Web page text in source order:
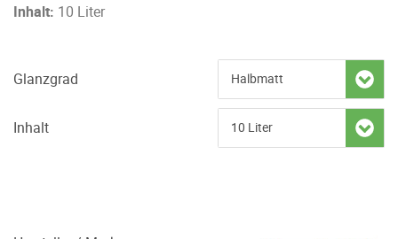
Inhalt: 10 Liter
Glanzgrad
Inhalt